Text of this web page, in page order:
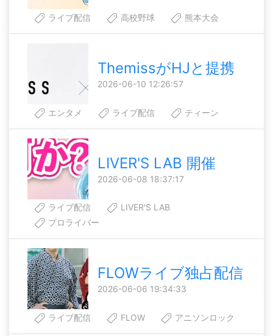
ライブ配信 高校野球 熊本大会
ThemissがHJと提携
2026-06-10 12:26:57
エンタメ ライブ配信 ティーン
LIVER'S LAB 開催
2026-06-08 18:37:17
ライブ配信
LIVER'S LAB
プロライバー
FLOWライブ独占配信
2026-06-06 19:34:33
ライブ配信 FLOW アニソンロック